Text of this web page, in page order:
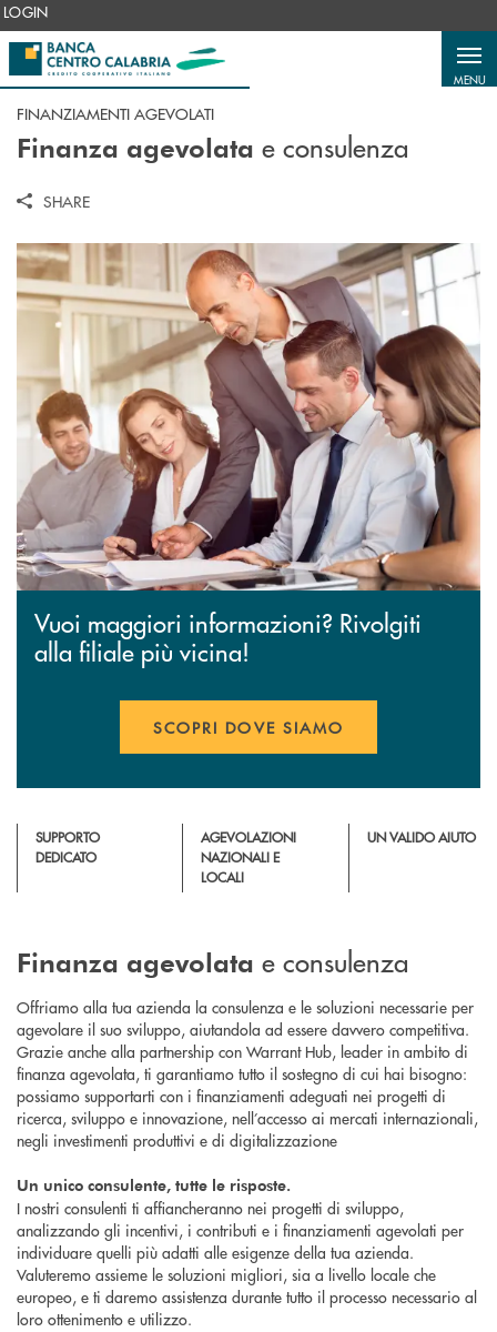
Salta al contenuto principale
LOGIN
MENU
FINANZIAMENTI AGEVOLATI
Finanza agevolata e consulenza
SHARE
Vuoi maggiori informazioni? Rivolgiti
alla filiale più vicina!
SCOPRI DOVE SIAMO
SUPPORTO
DEDICATO
AGEVOLAZIONI
NAZIONALI E
LOCALI
UN VALIDO AIUTO
Finanza agevolata e consulenza
Offriamo alla tua azienda la consulenza e le soluzioni necessarie per
agevolare il suo sviluppo, aiutandola ad essere davvero competitiva.
Grazie anche alla partnership con Warrant Hub, leader in ambito di
finanza agevolata, ti garantiamo tutto il sostegno di cui hai bisogno:
possiamo supportarti con i finanziamenti adeguati nei progetti di
ricerca, sviluppo e innovazione, nell’accesso ai mercati internazionali,
negli investimenti produttivi e di digitalizzazione
Un unico consulente, tutte le risposte.
I nostri consulenti ti affiancheranno nei progetti di sviluppo,
analizzando gli incentivi, i contributi e i finanziamenti agevolati per
individuare quelli più adatti alle esigenze della tua azienda.
Valuteremo assieme le soluzioni migliori, sia a livello locale che
europeo, e ti daremo assistenza durante tutto il processo necessario al
loro ottenimento e utilizzo.